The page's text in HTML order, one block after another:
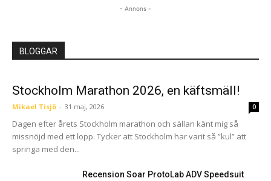
- Annons -
BLOGGAR
Stockholm Marathon 2026, en käftsmäll!
Mikael Tisjö - 31 maj, 2026 0
Dagen efter årets Stockholm marathon och sällan känt mig så
missnöjd med ett lopp. Tycker att Stockholm har varit så ”kul” att
springa med den...
Recension Soar ProtoLab ADV Speedsuit